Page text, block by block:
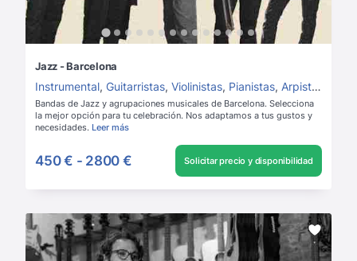
Jazz - Barcelona
Instrumental, Guitarristas, Violinistas, Pianistas, Arpistas
Bandas de Jazz y agrupaciones musicales de Barcelona. Selecciona
la mejor opción para tu celebración. Nos adaptamos a tus gustos y
necesidades. Leer más
450 € - 2800 € Solicitar precio y disponibilidad